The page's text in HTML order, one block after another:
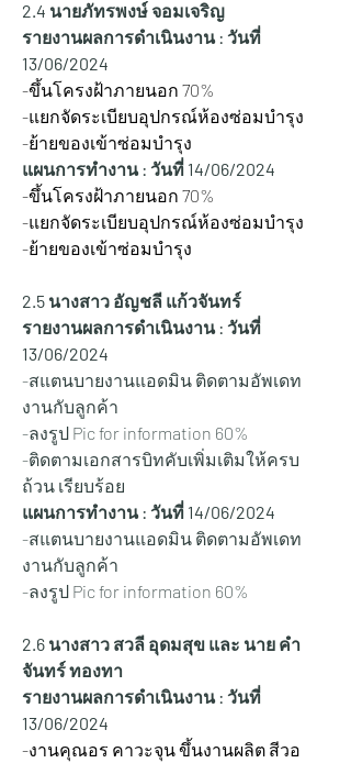
2.4 นายภัทรพงษ์ จอมเจริญ
รายงานผลการดำเนินงาน : วันที่
13/06/2024
-ขึ้นโครงฝ้าภายนอก 70%
-แยกจัดระเบียบอุปกรณ์ห้องซ่อมบำรุง
-ย้ายของเข้าซ่อมบำรุง
แผนการทำงาน : วันที่ 14/06/2024
-ขึ้นโครงฝ้าภายนอก 70%
-แยกจัดระเบียบอุปกรณ์ห้องซ่อมบำรุง
-ย้ายของเข้าซ่อมบำรุง
2.5 นางสาว อัญชลี แก้วจันทร์
รายงานผลการดำเนินงาน : วันที่
13/06/2024
-สแตนบายงานแอดมิน ติดตามอัพเดท
งานกับลูกค้า
-ลงรูป Pic for information 60%
-ติดตามเอกสารบิทคับเพิ่มเติมให้ครบ
ถ้วน เรียบร้อย
แผนการทำงาน : วันที่ 14/06/2024
-สแตนบายงานแอดมิน ติดตามอัพเดท
งานกับลูกค้า
-ลงรูป Pic for information 60%
2.6 นางสาว สวลี อุดมสุข และ นาย คำ
จันทร์ ทองทา
รายงานผลการดำเนินงาน : วันที่
13/06/2024
-งานคุณอร คาวะจุน ขึ้นงานผลิต สีวอ